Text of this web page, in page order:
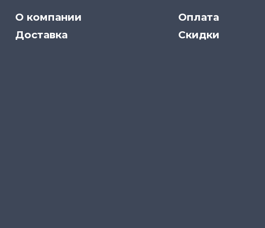
О компании Оплата
Доставка
Скидки